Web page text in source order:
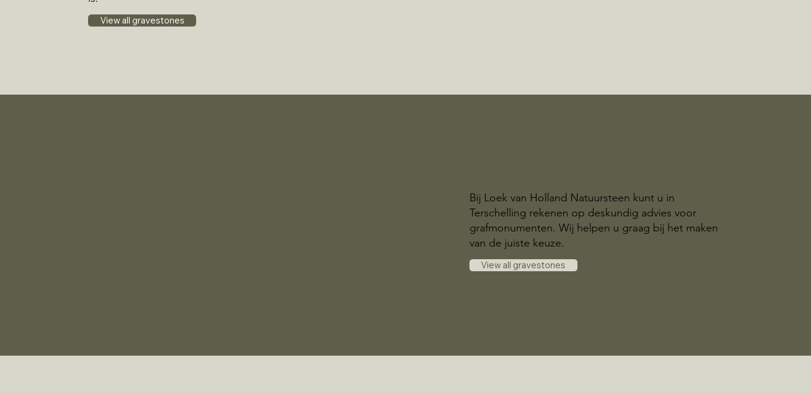
View all gravestones
Bij Loek van Holland Natuursteen kunt u in
Terschelling rekenen op deskundig advies voor
grafmonumenten. Wij helpen u graag bij het maken
van de juiste keuze.
View all gravestones